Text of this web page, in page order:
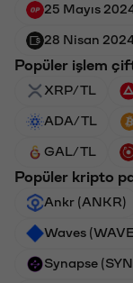
25 Mayıs
28 Nisan
Popüler işlem
XRP/TL
ADA/TL
GAL/TL
Popüler kripto
Ankr (ANKR)
Waves
Synapse